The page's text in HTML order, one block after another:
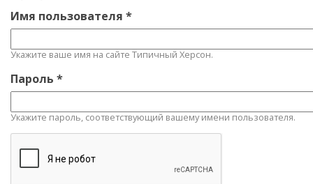
Имя пользователя *
Укажите ваше имя на сайте Типичный Херсон.
Пароль *
Укажите пароль, соответствующий вашему имени пользователя.